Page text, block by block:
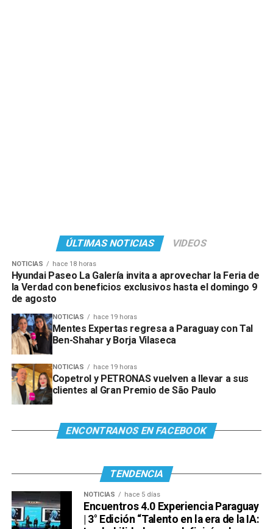
ÚLTIMAS NOTICIAS VIDEOS
NOTICIAS hace 18 horas
Hyundai Paseo La Galería invita a aprovechar la Feria de
la Verdad con beneficios exclusivos hasta el domingo 9
de agosto
NOTICIAS hace 19 horas
Mentes Expertas regresa a Paraguay con Tal
Ben-Shahar y Borja Vilaseca
NOTICIAS hace 19 horas
Copetrol y PETRONAS vuelven a llevar a sus
clientes al Gran Premio de São Paulo
ENCONTRANOS EN FACEBOOK
TENDENCIA
NOTICIAS hace 5 días
Encuentros 4.0 Experiencia Paraguay
| 3° Edición “Talento en la era de la IA: